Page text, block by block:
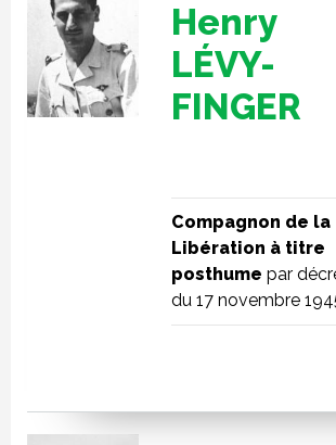
Henry
LÉVY-
FINGER
Compagnon de la
Libération à titre
posthume par
du 17 novembre